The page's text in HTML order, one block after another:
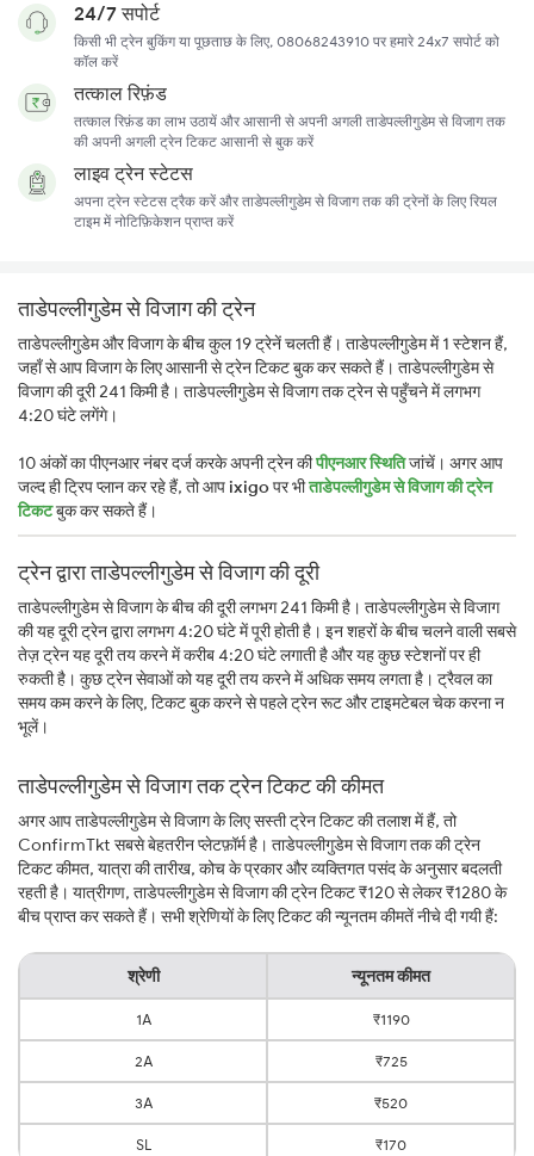
24/7 सपोर्ट
किसी भी ट्रेन बुकिंग या पूछताछ के लिए, 08068243910 पर हमारे 24x7 सपोर्ट को
कॉल करें
तत्काल रिफ़ंड
तत्काल रिफ़ंड का लाभ उठायें और आसानी से अपनी अगली ताडेपल्लीगुडेम से विजाग तक
की अपनी अगली ट्रेन टिकट आसानी से बुक करें
लाइव ट्रेन स्टेटस
अपना ट्रेन स्टेटस ट्रैक करें और ताडेपल्लीगुडेम से विजाग तक की ट्रेनों के लिए रियल
टाइम में नोटिफ़िकेशन प्राप्त करें
ताडेपल्लीगुडेम से विजाग की ट्रेन
ताडेपल्लीगुडेम और विजाग के बीच कुल 19 ट्रेनें चलती हैं। ताडेपल्लीगुडेम में 1 स्टेशन हैं,
जहाँ से आप विजाग के लिए आसानी से ट्रेन टिकट बुक कर सकते हैं। ताडेपल्लीगुडेम से
विजाग की दूरी 241 किमी है। ताडेपल्लीगुडेम से विजाग तक ट्रेन से पहुँचने में लगभग
4:20 घंटे लगेंगे।
10 अंकों का पीएनआर नंबर दर्ज करके अपनी ट्रेन कीपीएनआर स्थितिजांचें। अगर आप
जल्द ही ट्रिप प्लान कर रहे हैं, तो आपixigoपर भीताडेपल्लीगुडेम से विजाग की ट्रेन
टिकटबुक कर सकते हैं।
ट्रेन द्वारा ताडेपल्लीगुडेम से विजाग की दूरी
ताडेपल्लीगुडेम से विजाग के बीच की दूरी लगभग 241 किमी है। ताडेपल्लीगुडेम से विजाग
की यह दूरी ट्रेन द्वारा लगभग 4:20 घंटे में पूरी होती है। इन शहरों के बीच चलने वाली सबसे
तेज़ ट्रेन यह दूरी तय करने में करीब 4:20 घंटे लगाती है और यह कुछ स्टेशनों पर ही
रुकती है। कुछ ट्रेन सेवाओं को यह दूरी तय करने में अधिक समय लगता है। ट्रैवल का
समय कम करने के लिए, टिकट बुक करने से पहले ट्रेन रूट और टाइमटेबल चेक करना न
भूलें।
ताडेपल्लीगुडेम से विजाग तक ट्रेन टिकट की कीमत
अगर आप ताडेपल्लीगुडेम से विजाग के लिए सस्ती ट्रेन टिकट की तलाश में हैं, तो
ConfirmTkt सबसे बेहतरीन प्लेटफ़ॉर्म है। ताडेपल्लीगुडेम से विजाग तक की ट्रेन
टिकट कीमत, यात्रा की तारीख, कोच के प्रकार और व्यक्तिगत पसंद के अनुसार बदलती
रहती है। यात्रीगण, ताडेपल्लीगुडेम से विजाग की ट्रेन टिकट ₹120 से लेकर ₹1280 के
बीच प्राप्त कर सकते हैं। सभी श्रेणियों के लिए टिकट की न्यूनतम कीमतें नीचे दी गयी हैं:
श्रेणी न्यूनतम कीमत
1A ₹1190
2A ₹725
3A ₹520
SL ₹170